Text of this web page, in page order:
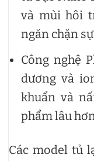
và mùi hôi
ngăn chặn
Công nghệ
dương và
khuẩn và
phẩm lâu
Các model tủ